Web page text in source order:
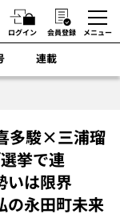
ログイン 会員登録 メニュー
連載
多駿×三浦瑠
挙で連
は限界
永田町未来